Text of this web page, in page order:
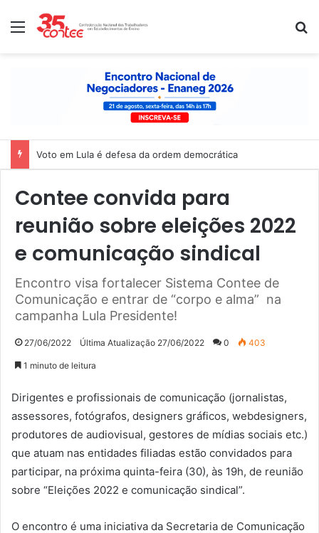
Menu
Voto em Lula é defesa da ordem democrática
Contee convida para
reunião sobre eleições 2022
e comunicação sindical
Encontro visa fortalecer Sistema Contee de
Comunicação e entrar de “corpo e alma” na
campanha Lula Presidente!
27/06/2022 Última Atualização 27/06/2022 0 403
1 minuto de leitura
Dirigentes e profissionais de comunicação (jornalistas,
assessores, fotógrafos, designers gráficos, webdesigners,
produtores de audiovisual, gestores de mídias sociais etc.)
que atuam nas entidades filiadas estão convidados para
participar, na próxima quinta-feira (30), às 19h, de reunião
sobre “Eleições 2022 e comunicação sindical”.
O encontro é uma iniciativa da Secretaria de Comunicação